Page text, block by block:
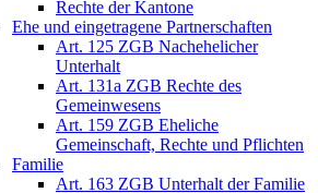
Rechte der Kantone
Ehe und eingetragene Partnerschaften
Art. 125 ZGB Nachehelicher
Unterhalt
Art. 131a ZGB Rechte des
Gemeinwesens
Art. 159 ZGB Eheliche
Gemeinschaft, Rechte und Pflichten
Familie
Art. 163 ZGB Unterhalt der Familie